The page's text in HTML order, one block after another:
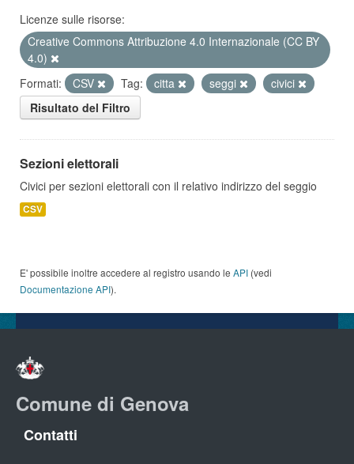
Licenze sulle risorse:
Creative Commons Attribuzione 4.0 Internazionale (CC BY
4.0)
Formati:
CSV Tag: citta seggi
civici
Risultato del Filtro
Sezioni elettorali
Civici per sezioni elettorali con il relativo indirizzo del seggio
CSV
E' possibile inoltre accedere al registro usando le API (vedi
Documentazione API).
Comune di Genova
Contatti